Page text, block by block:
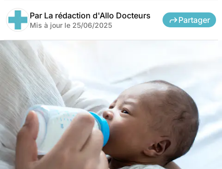
Par La rédaction d'Allo Docteurs
Mis à jour le 25/06/2025
Partager